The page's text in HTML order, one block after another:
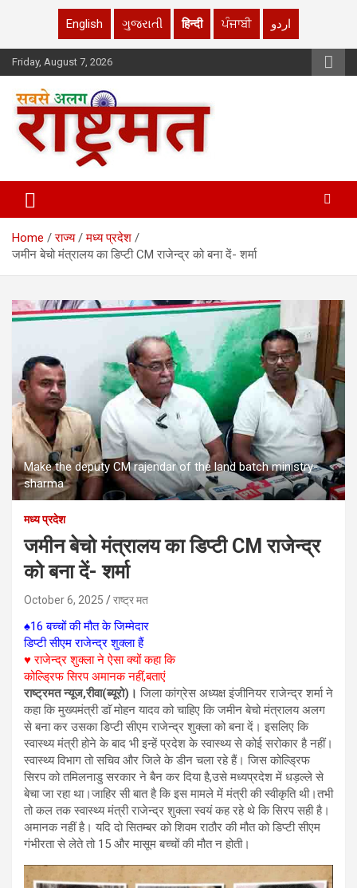
English ગુજરાતી हिन्दी ਪੰਜਾਬੀ اردو
Skip
to
Friday, August 7, 2026
rashtrmat.com
Home राज्य
मध्य प्रदेश
जमीन बेचो मंत्रालय का डिप्टी CM राजेन्द्र को बना दें- शर्मा
Make the deputy CM rajendar of the land batch ministry-
sharma
मध्य प्रदेश
जमीन बेचो मंत्रालय का डिप्टी CM राजेन्द्र
को बना दें- शर्मा
October 6, 2025 राष्ट्र मत
♠16 बच्चों की मौत के जिम्मेदार
डिप्टी सीएम राजेन्द्र शुक्ला हैं
♥ राजेन्द्र शुक्ला ने ऐसा क्यों कहा कि
कोल्ड्रिफ सिरप अमानक नहीं,बताएं
राष्ट्रमत न्यूज,रीवा(ब्यूरो)। जिला कांग्रेस अध्यक्ष इंजीनियर राजेन्द्र शर्मा ने
कहा कि मुख्यमंत्री डाॅ मोहन यादव को चाहिए कि जमीन बेचो मंत्रालय अलग
से बना कर उसका डिप्टी सीएम राजेन्द्र शुक्ला को बना दें। इसलिए कि
स्वास्थ्य मंत्री होने के बाद भी इन्हें प्रदेश के स्वास्थ्य से कोई सरोकार है नहीं।
स्वास्थ्य विभाग तो सचिव और जिले के डीन चला रहे हैं। जिस कोल्ड्रिफ
सिरप को तमिलनाडु सरकार ने बैन कर दिया है,उसे मध्यप्रदेश में धड़ल्ले से
बेचा जा रहा था।जाहिर सी बात है कि इस मामले में मंत्री की स्वीकृति थी।तभी
तो कल तक स्वास्थ्य मंत्री राजेन्द्र शुक्ला स्वयं कह रहे थे कि सिरप सही है।
अमानक नहीं है। यदि दो सितम्बर को शिवम राठौर की मौत को डिप्टी सीएम
गंभीरता से लेते तो 15 और मासूम बच्चों की मौत न होती।